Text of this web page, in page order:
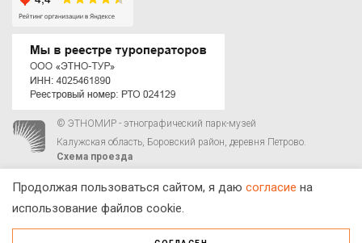
© ЭТНОМИР - этнографический парк-музей
Калужская область, Боровский район, деревня Петрово.
Схема проезда
Продолжая пользоваться сайтом, я даю согласие на
использование файлов cookie.